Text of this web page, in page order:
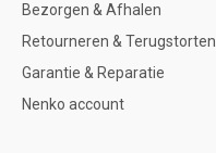
Bezorgen & Afhalen
Retourneren & Terugstorten
Garantie & Reparatie
Nenko account